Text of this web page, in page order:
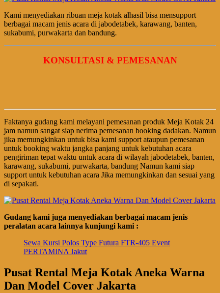
Kami menyediakan ribuan meja kotak alhasil bisa mensupport
berbagai macam jenis acara di jabodetabek, karawang, banten,
sukabumi, purwakarta dan bandung.
KONSULTASI & PEMESANAN
Faktanya gudang kami melayani pemesanan produk Meja Kotak 24
jam namun sangat siap nerima pemesanan booking dadakan. Namun
jika memungkinkan untuk bisa kami support ataupun pemesanan
untuk booking waktu jangka panjang untuk kebutuhan acara
pengiriman tepat waktu untuk acara di wilayah jabodetabek, banten,
karawang, sukabumi, purwakarta, bandung Namun kami siap
support untuk kebutuhan acara Jika memungkinkan dan sesuai yang
di sepakati.
Gudang kami juga menyediakan berbagai macam jenis
peralatan acara lainnya kunjungi kami :
Sewa Kursi Polos Type Futura FTR-405 Event
PERTAMINA Jakut
Pusat Rental Meja Kotak Aneka Warna
Dan Model Cover Jakarta